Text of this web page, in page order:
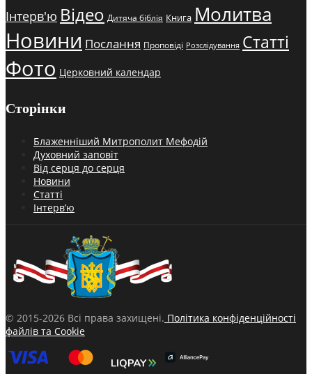
Інтерв'ю Відео Дитяча біблія Книга Молитва
Новини Послання Проповіді Розслідування Статті
Фото Церковний календар
Сторінки
Блаженніший Митрополит Мефодій
Духовний заповіт
Від серця до серця
Новини
Статті
Інтерв’ю
© 2015-2026 Всі права захищені. Політика конфіденційності
файлів та Cookie